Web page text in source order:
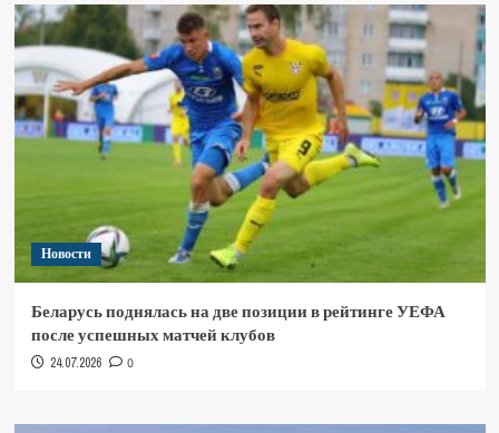
Новости
Беларусь поднялась на две позиции в рейтинге УЕФА
после успешных матчей клубов
24.07.2026 0